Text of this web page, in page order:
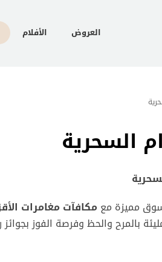
العروض الأفلام
السحرية
مميزة مع مكافآت مغامرات
بالمرح والحظ وفرصة الفوز بجوائز